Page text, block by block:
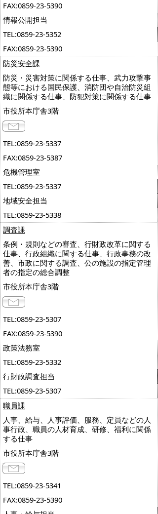
FAX:0859-23-5390
情報公開担当
TEL:0859-23-5352
FAX:0859-23-5390
防災安全課
防災・災害対策に関係する仕事、武力攻撃事
態等における国民保護、消防団や自治防災組
織に関係する仕事、防犯対策に関係する仕事
市役所本庁舎3階
TEL:0859-23-5337
FAX:0859-23-5387
危機管理室
TEL:0859-23-5337
地域安全担当
TEL:0859-23-5338
調査課
条例・規則などの審査、行財政改革に関する
仕事、行政組織に関する仕事、行政事務の改
善、市政に関する調査、公の施設の指定管理
者の指定の総合調整
市役所本庁舎3階
TEL:0859-23-5307
FAX:0859-23-5390
政策法務室
TEL:0859-23-5332
行財政調査担当
TEL:0859-23-5307
職員課
人事、給与、人事評価、服務、定員などの人
事行政、職員の人材育成、研修、福利に関係
する仕事
市役所本庁舎3階
TEL:0859-23-5341
FAX:0859-23-5390